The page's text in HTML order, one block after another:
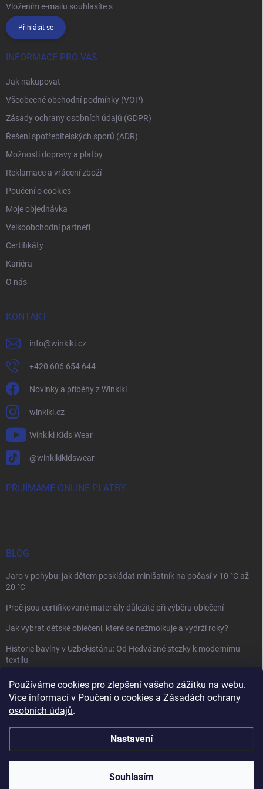
Používáme cookies pro zlepšení vašeho zážitku na webu.
Více informací v Poučení o cookies a Zásadách ochrany
osobních údajů.
Nastavení
Souhlasím
Vložením e-mailu souhlasíte s
Přihlásit se
INFORMACE PRO VÁS
Jak nakupovat
Všeobecné obchodní podmínky (VOP)
Zásady ochrany osobních údajů (GDPR)
Řešení spotřebitelských sporů (ADR)
Možnosti dopravy a platby
Reklamace a vrácení zboží
Poučení o cookies
Moje objednávka
Velkoobchodní partneři
Certifikáty
Kariéra
O nás
KONTAKT
info@winkiki.cz
+420 606 654 644
Novinky a příběhy z Winkiki
winkiki.cz
Winkiki Kids Wear
@winkikikidswear
PŘIJÍMÁME ONLINE PLATBY
BLOG
Jaro v pohybu: jak dětem poskládat minišatník na počasí v 10 °C až
20 °C
Proč jsou certifikované materiály důležité při výběru oblečení
Jak vybrat dětské oblečení, které se nežmolkuje a vydrží roky?
Historie bavlny v Uzbekistánu: Od Hedvábné stezky k modernímu
textilu
Mamazone |
Copyright 2026Winkiki. Všechna práva vyhrazena.Upravit nastavení
cookies